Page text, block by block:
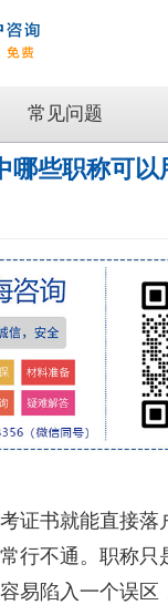
常见问题
哪些职称可以
书就能直接落
行不通。职称只
陷入一个误区